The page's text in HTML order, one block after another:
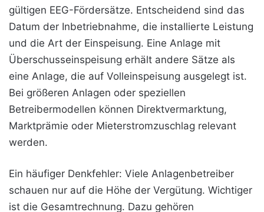
gültigen EEG-Fördersätze. Entscheidend sind das
Datum der Inbetriebnahme, die installierte Leistung
und die Art der Einspeisung. Eine Anlage mit
Überschusseinspeisung erhält andere Sätze als
eine Anlage, die auf Volleinspeisung ausgelegt ist.
Bei größeren Anlagen oder speziellen
Betreibermodellen können Direktvermarktung,
Marktprämie oder Mieterstromzuschlag relevant
werden.
Ein häufiger Denkfehler: Viele Anlagenbetreiber
schauen nur auf die Höhe der Vergütung. Wichtiger
ist die Gesamtrechnung. Dazu gehören